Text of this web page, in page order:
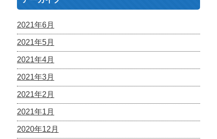
2021年6月
2021年5月
2021年4月
2021年3月
2021年2月
2021年1月
2020年12月